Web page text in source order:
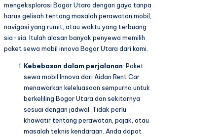
mengeksplorasi Bogor Utara dengan gaya tanpa
harus gelisah tentang masalah perawatan mobil,
navigasi yang rumit, atau waktu yang terbuang
sia-sia. Itulah alasan banyak penyewa memilih
paket sewa mobil innova Bogor Utara dari kami.
Kebebasan dalam perjalanan: Paket
sewa mobil Innova dari Aidan Rent Car
menawarkan keleluasaan sempurna untuk
berkeliling Bogor Utara dan sekitarnya
sesuai dengan jadwal. Tidak perlu
khawatir tentang perawatan, pajak, atau
masalah teknis kendaraan. Anda dapat